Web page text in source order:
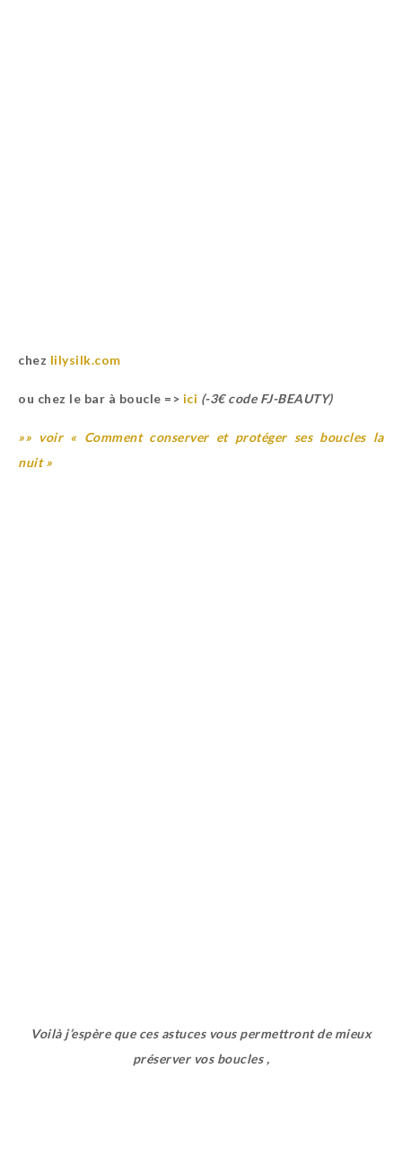
chez lilysilk.com
ou chez le bar à boucle => ici (-3€ code FJ-BEAUTY)
»» voir « Comment conserver et protéger ses boucles la
nuit »
Voilà j’espère que ces astuces vous permettront de mieux
préserver vos boucles ,